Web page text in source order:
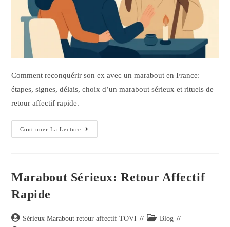
Comment reconquérir son ex avec un marabout en France:
étapes, signes, délais, choix d’un marabout sérieux et rituels de
retour affectif rapide.
Continuer La Lecture
Marabout Sérieux: Retour Affectif
Rapide
Sérieux Marabout retour affectif TOVI
Blog